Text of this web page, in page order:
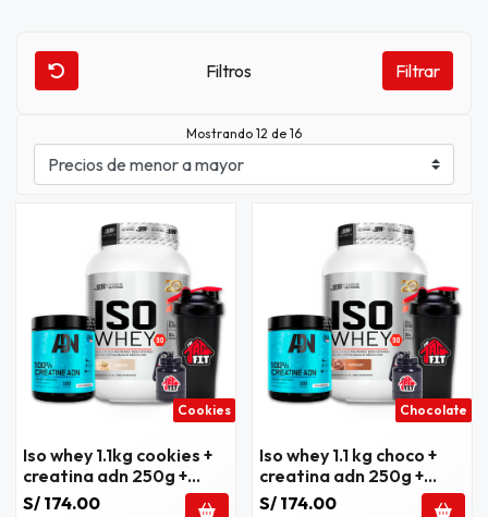
Filtros Filtrar
Mostrando 12 de 16
Cookies
Iso whey 1.1kg cookies +
creatina adn 250g +
regalos
S/ 174.00
Chocolate
Iso whey 1.1 kg choco +
creatina adn 250g +
regalos
S/ 174.00